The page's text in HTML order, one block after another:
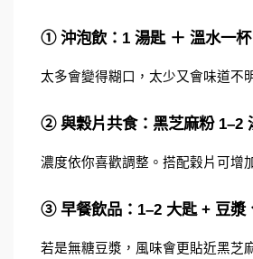
① 沖泡飲：1 湯匙 ＋ 溫水一
太多會變得糊口，太少又會味道不
② 與穀片共食：黑芝麻粉 1–2
濃度依你喜歡調整。搭配穀片可增
③ 早餐飲品：1–2 大匙 + 豆漿
若是無糖豆漿​，風味會更貼近黑芝